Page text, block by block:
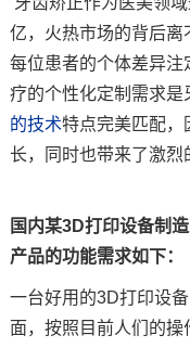
关于飞凌
天猫商城
淘宝商城
技术论坛
亿，火热市场的背后离
每位患者的个体差异
疗的个性化定制需求是
的技术特点完美匹配，
长，同时也带来了激烈
国内某3D打印设备制
产品的功能需求如下：
一台好用的3D打印设
面，按照目前人们的